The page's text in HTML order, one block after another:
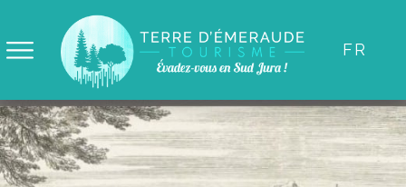
FR
Panneau de gestion des cookies